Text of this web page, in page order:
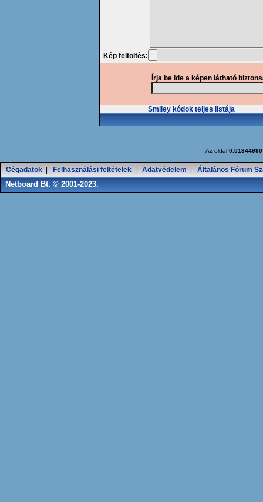
Kép feltöltés:
Írja be ide a képen látható
Smiley kódok teljes listája
Az oldal
Cégadatok Felhasználási feltételek Adatvédelem Általános Fórum
Netboard Bt. © 2001-2023.